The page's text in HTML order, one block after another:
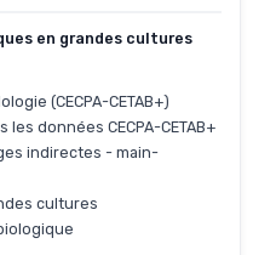
en grandes cultures
(CECPA-CETAB+)
les données CECPA-CETAB+
indirectes - main-
cultures